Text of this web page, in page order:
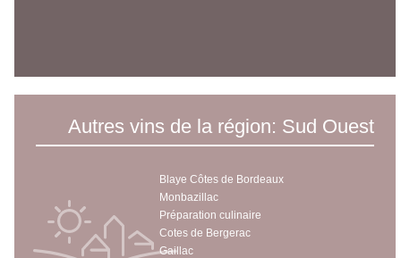
Autres vins de la région: Sud Ouest
Blaye Côtes de Bordeaux
Monbazillac
Préparation culinaire
Cotes de Bergerac
Gaillac